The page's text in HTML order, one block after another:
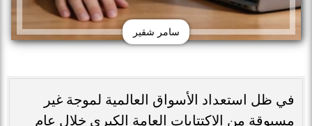
سامر شقير
في ظل استعداد الأسواق العالمية لموجة غير
مسبوقة من الاكتتابات العامة الكبرى خلال عام